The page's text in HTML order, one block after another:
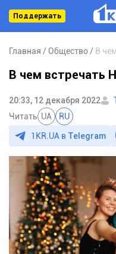
Поддержать
Главная Общество В
В чем встречать
20:33, 12 декабря 2022
Читать UA RU
1KR.UA в Telegram